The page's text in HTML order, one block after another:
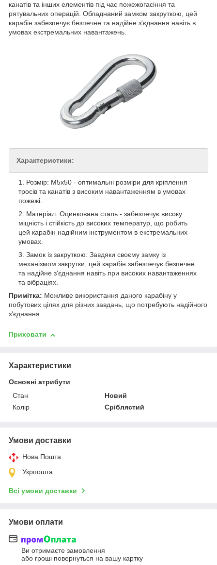
канатів та інших елементів під час пожежогасіння та
рятувальних операцій. Обладнаний замком закруткою, цей
карабін забезпечує безпечне та надійне з'єднання навіть в
умовах екстремальних навантажень.
Характеристики:
Розмір: М5х50 - оптимальні розміри для кріплення
тросів та канатів з високим навантаженням в умовах
пожежі.
Матеріал: Оцинкована сталь - забезпечує високу
міцність і стійкість до високих температур, що робить
цей карабін надійним інструментом в екстремальних
умовах.
Замок із закруткою: Завдяки своєму замку із
механізмом закрутки, цей карабін забезпечує безпечне
та надійне з'єднання навіть при високих навантаженнях
та вібраціях.
Примітка: Можливе використання даного карабіну у
побутових цілях для різних завдань, що потребують надійного
з'єднання.
Приховати
Характеристики
Основні атрибути
Стан
Новий
Колір
Сріблястий
Умови доставки
Нова Пошта
Укрпошта
Всі умови доставки
Умови оплати
Ви отримаєте замовлення
або гроші повернуться на вашу картку